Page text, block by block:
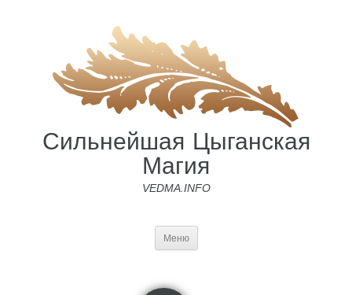
Сильнейшая Цыганская
Магия
VEDMA.INFO
Меню